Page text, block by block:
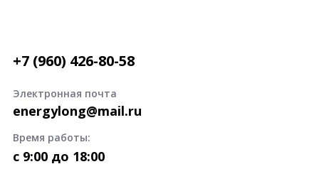
+7 (960) 426-80-58
Электронная почта
energylong@mail.ru
Время работы:
c 9:00 до 18:00